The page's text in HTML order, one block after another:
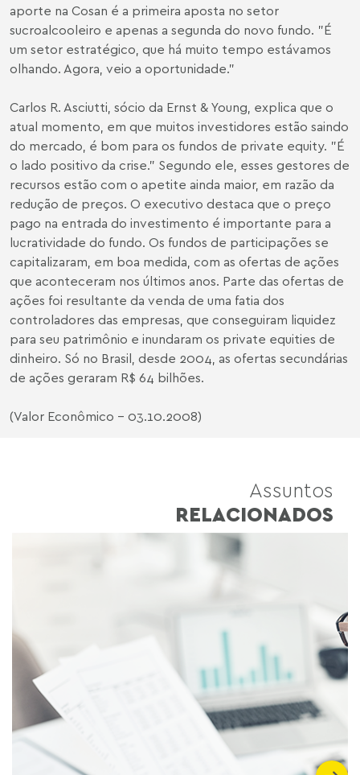
aporte na Cosan é a primeira aposta no setor
sucroalcooleiro e apenas a segunda do novo fundo. "É
um setor estratégico, que há muito tempo estávamos
olhando. Agora, veio a oportunidade."
Carlos R. Asciutti, sócio da Ernst & Young, explica que o
atual momento, em que muitos investidores estão saindo
do mercado, é bom para os fundos de private equity. "É
o lado positivo da crise." Segundo ele, esses gestores de
recursos estão com o apetite ainda maior, em razão da
redução de preços. O executivo destaca que o preço
pago na entrada do investimento é importante para a
lucratividade do fundo. Os fundos de participações se
capitalizaram, em boa medida, com as ofertas de ações
que aconteceram nos últimos anos. Parte das ofertas de
ações foi resultante da venda de uma fatia dos
controladores das empresas, que conseguiram liquidez
para seu patrimônio e inundaram os private equities de
dinheiro. Só no Brasil, desde 2004, as ofertas secundárias
de ações geraram R$ 64 bilhões.
(Valor Econômico - 03.10.2008)
Assuntos
RELACIONADOS